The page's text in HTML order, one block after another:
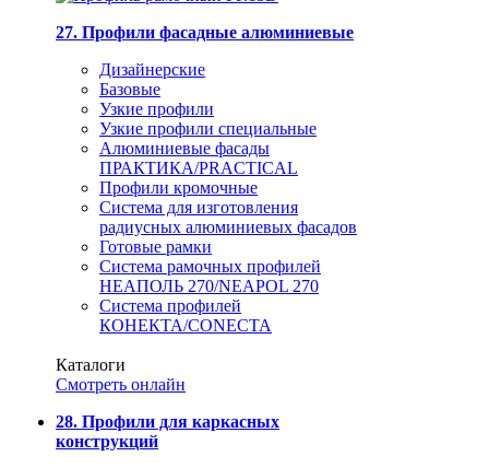
27. Профили фасадные алюминиевые
Дизайнерские
Базовые
Узкие профили
Узкие профили специальные
Алюминиевые фасады
ПРАКТИКА/PRACTICAL
Профили кромочные
Система для изготовления
радиусных алюминиевых фасадов
Готовые рамки
Система рамочных профилей
НЕАПОЛЬ 270/NEAPOL 270
Система профилей
КОНЕКТА/CONECTA
Каталоги
Смотреть онлайн
28. Профили для каркасных
конструкций